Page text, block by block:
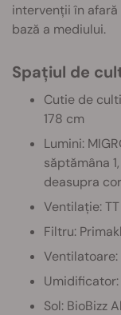
intervenții în
bază a mediului.
Spațiul de
Cutie de
178 cm
Lumini:
săptămâna
deasupra
Ventilație:
Filtru:
Ventilatoare:
Umidificator:
Sol: BioBizz